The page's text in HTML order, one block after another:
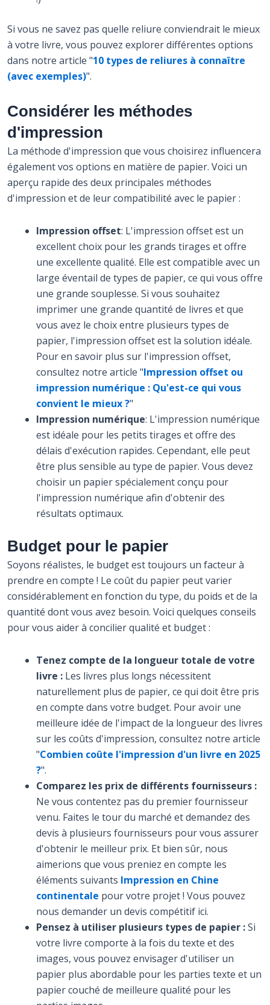
Si vous ne savez pas quelle reliure conviendrait le mieux
à votre livre, vous pouvez explorer différentes options
dans notre article "10 types de reliures à connaître
(avec exemples)".
Considérer les méthodes
d'impression
La méthode d'impression que vous choisirez influencera
également vos options en matière de papier. Voici un
aperçu rapide des deux principales méthodes
d'impression et de leur compatibilité avec le papier :
Impression offset: L'impression offset est un
excellent choix pour les grands tirages et offre
une excellente qualité. Elle est compatible avec un
large éventail de types de papier, ce qui vous offre
une grande souplesse. Si vous souhaitez
imprimer une grande quantité de livres et que
vous avez le choix entre plusieurs types de
papier, l'impression offset est la solution idéale.
Pour en savoir plus sur l'impression offset,
consultez notre article "Impression offset ou
impression numérique : Qu'est-ce qui vous
convient le mieux ?"
Impression numérique: L'impression numérique
est idéale pour les petits tirages et offre des
délais d'exécution rapides. Cependant, elle peut
être plus sensible au type de papier. Vous devez
choisir un papier spécialement conçu pour
l'impression numérique afin d'obtenir des
résultats optimaux.
Budget pour le papier
Soyons réalistes, le budget est toujours un facteur à
prendre en compte ! Le coût du papier peut varier
considérablement en fonction du type, du poids et de la
quantité dont vous avez besoin. Voici quelques conseils
pour vous aider à concilier qualité et budget :
Tenez compte de la longueur totale de votre
livre : Les livres plus longs nécessitent
naturellement plus de papier, ce qui doit être pris
en compte dans votre budget. Pour avoir une
meilleure idée de l'impact de la longueur des livres
sur les coûts d'impression, consultez notre article
"Combien coûte l'impression d'un livre en 2025
?".
Comparez les prix de différents fournisseurs :
Ne vous contentez pas du premier fournisseur
venu. Faites le tour du marché et demandez des
devis à plusieurs fournisseurs pour vous assurer
d'obtenir le meilleur prix. Et bien sûr, nous
aimerions que vous preniez en compte les
éléments suivants Impression en Chine
continentale pour votre projet ! Vous pouvez
nous demander un devis compétitif ici.
Pensez à utiliser plusieurs types de papier :Si
votre livre comporte à la fois du texte et des
images, vous pouvez envisager d'utiliser un
papier plus abordable pour les parties texte et un
papier couché de meilleure qualité pour les